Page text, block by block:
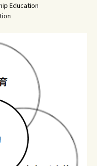
Education